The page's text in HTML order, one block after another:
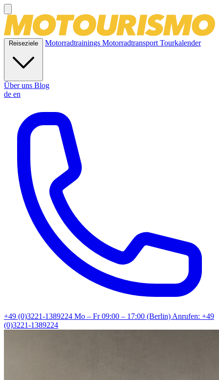
Reiseziele Motorradtrainings MotorradtransportTourkalender
Über uns Blog
de en
+49 (0)3221-1389224 Mo – Fr 09:00 – 17:00 (Berlin)Anrufen: +49
(0)3221-1389224